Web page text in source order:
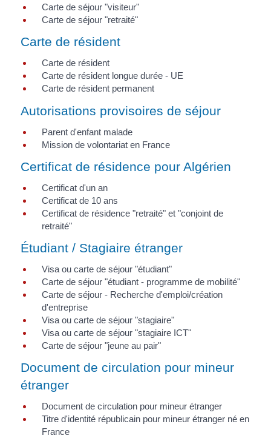
Carte de séjour "visiteur"
Carte de séjour "retraité"
Carte de résident
Carte de résident
Carte de résident longue durée - UE
Carte de résident permanent
Autorisations provisoires de séjour
Parent d'enfant malade
Mission de volontariat en France
Certificat de résidence pour Algérien
Certificat d'un an
Certificat de 10 ans
Certificat de résidence "retraité" et "conjoint de
retraité"
Étudiant / Stagiaire étranger
Visa ou carte de séjour "étudiant"
Carte de séjour "étudiant - programme de mobilité"
Carte de séjour - Recherche d'emploi/création
d'entreprise
Visa ou carte de séjour "stagiaire"
Visa ou carte de séjour "stagiaire ICT"
Carte de séjour "jeune au pair"
Document de circulation pour mineur
étranger
Document de circulation pour mineur étranger
Titre d'identité républicain pour mineur étranger né en
France